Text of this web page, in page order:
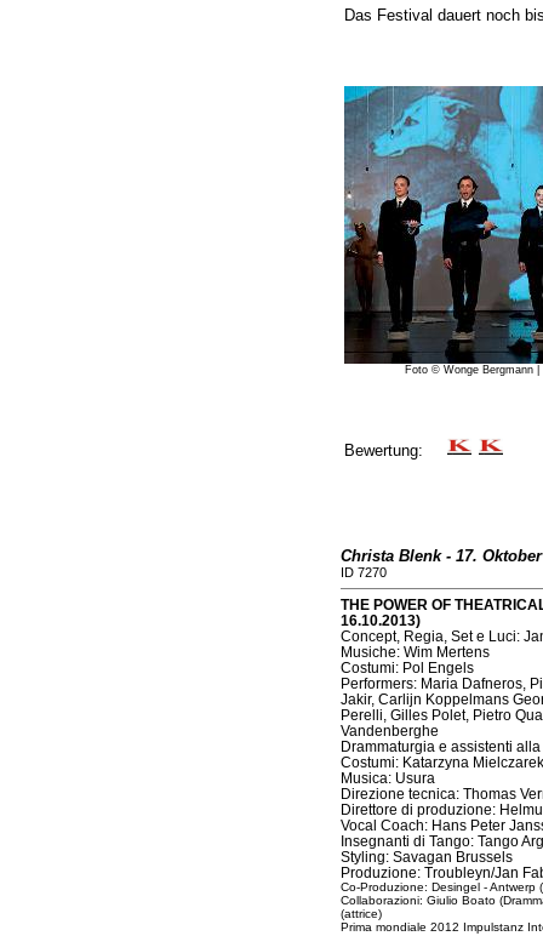
Das Festival dauert noch
Foto © Wonge Bergmann
Bewertung:
Christa Blenk - 17. Oktober
ID 7270
THE POWER OF
16.10.2013)
Concept, Regia, Set e Luci:
Musiche: Wim Mertens
Costumi: Pol Engels
Performers: Maria Dafneros,
Jakir, Carlijn Koppelmans
Perelli, Gilles Polet, Pietro
Vandenberghe
Drammaturgia e assistenti
Costumi: Katarzyna Mielczarek
Musica: Usura
Direzione tecnica: Thomas
Direttore di produzione:
Vocal Coach: Hans Peter
Insegnanti di Tango: Tango
Styling: Savagan Brussels
Produzione: Troubleyn/Jan
Co-Produzione: Desingel - Antwerp
Collaborazioni: Giulio Boato
(attrice)
Prima mondiale 2012 Impulstanz